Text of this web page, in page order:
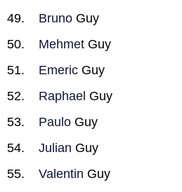
Bruno Guy
Mehmet Guy
Emeric Guy
Raphael Guy
Paulo Guy
Julian Guy
Valentin Guy